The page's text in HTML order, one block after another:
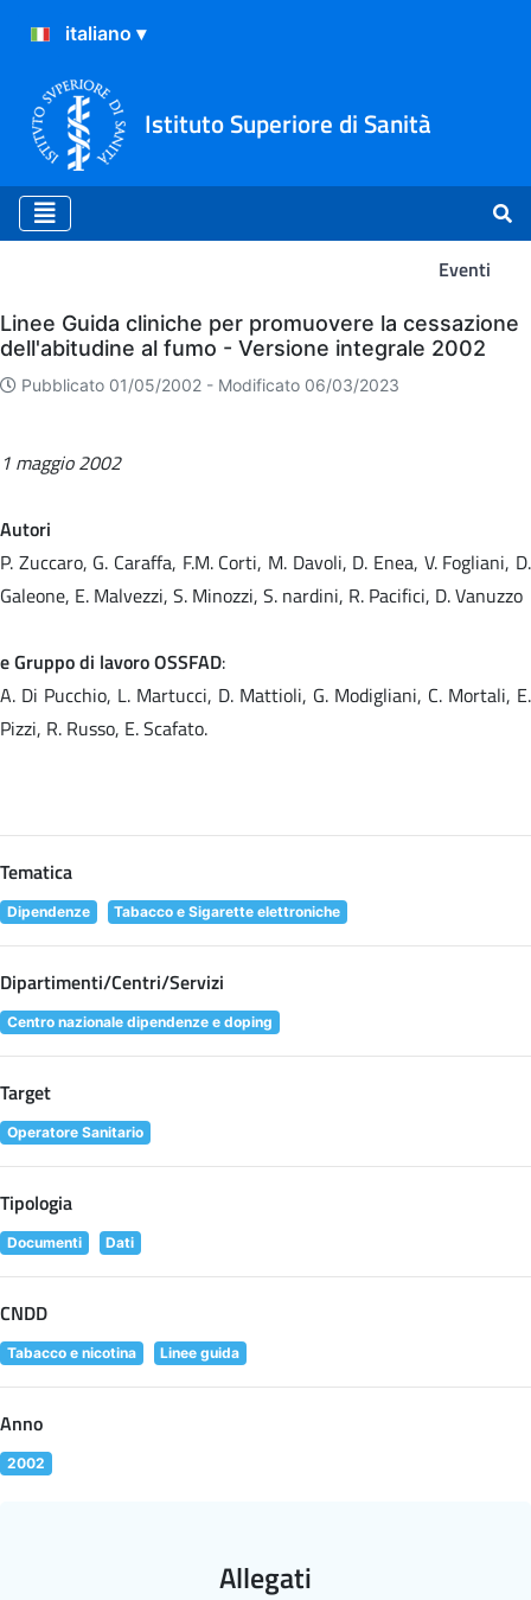
Istituto Superiore di Sanità
Eventi
Eventi
Linee Guida cliniche per promuovere la cessazione
dell'abitudine al fumo - Versione integrale 2002
Pubblicato 01/05/2002 - Modificato 06/03/2023
1 maggio 2002
Autori
P. Zuccaro, G. Caraffa, F.M. Corti, M. Davoli, D. Enea, V. Fogliani, D.
Galeone, E. Malvezzi, S. Minozzi, S. nardini, R. Pacifici, D. Vanuzzo
e Gruppo di lavoro OSSFAD:
A. Di Pucchio, L. Martucci, D. Mattioli, G. Modigliani, C. Mortali, E.
Pizzi, R. Russo, E. Scafato.
Tematica
Dipendenze Tabacco e Sigarette elettroniche
Dipartimenti/Centri/Servizi
Centro nazionale dipendenze e doping
Target
Operatore Sanitario
Tipologia
Documenti Dati
CNDD
Tabacco e nicotina Linee guida
Anno
2002
Allegati